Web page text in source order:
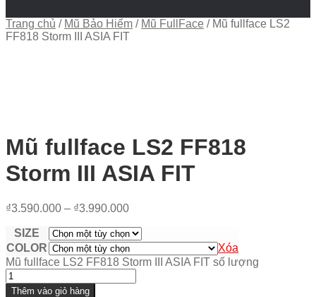
Trang chủ / Mũ Bảo Hiểm / Mũ FullFace / Mũ fullface LS2
FF818 Storm III ASIA FIT
Mũ fullface LS2 FF818
Storm III ASIA FIT
₫3.590.000 – ₫3.990.000
SIZE
COLOR
Xóa
Mũ fullface LS2 FF818 Storm III ASIA FIT số lượng
Thêm vào giỏ hàng